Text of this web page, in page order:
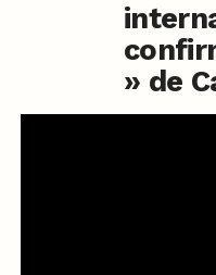
» de